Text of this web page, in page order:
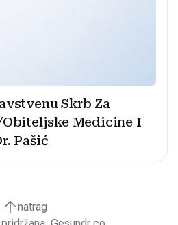
Skrb Za
Medicine I
Pašić
natrag